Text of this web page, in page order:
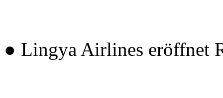
● Lingya Airlines eröffnet